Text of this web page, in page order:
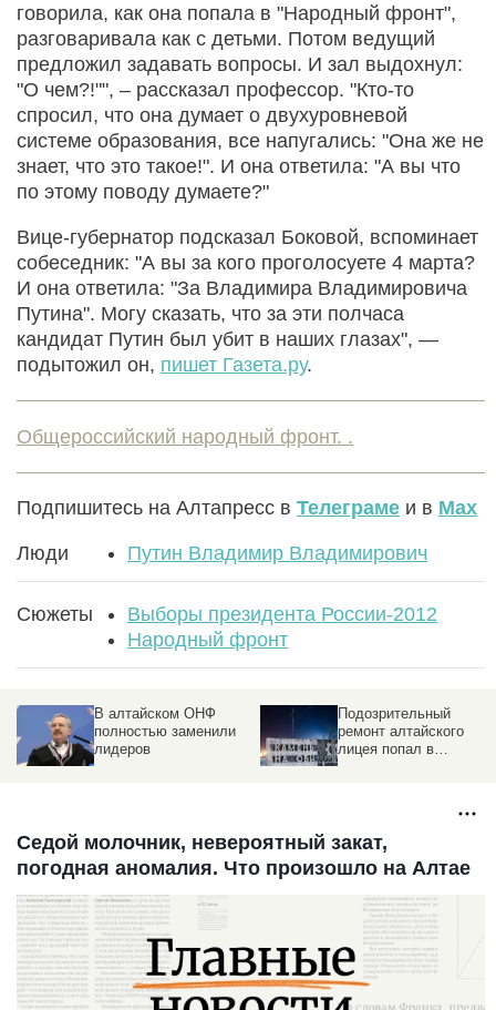
говорила, как она попала в "Народный фронт",
разговаривала как с детьми. Потом ведущий
предложил задавать вопросы. И зал выдохнул:
"О чем?!"", – рассказал профессор. "Кто-то
спросил, что она думает о двухуровневой
системе образования, все напугались: "Она же не
знает, что это такое!". И она ответила: "А вы что
по этому поводу думаете?"
Вице-губернатор подсказал Боковой, вспоминает
собеседник: "А вы за кого проголосуете 4 марта?
И она ответила: "За Владимира Владимировича
Путина". Могу сказать, что за эти полчаса
кандидат Путин был убит в наших глазах", —
подытожил он, пишет Газета.ру.
Общероссийский народный фронт. .
Подпишитесь на Алтапресс в Телеграме и в Max
Люди Путин Владимир Владимирович
Сюжеты
Выборы президента России-2012
Народный фронт
В алтайском ОНФ
полностью заменили
лидеров
Подозрительный
ремонт алтайского
лицея попал в
Седой молочник, невероятный закат,
погодная аномалия. Что произошло на Алтае